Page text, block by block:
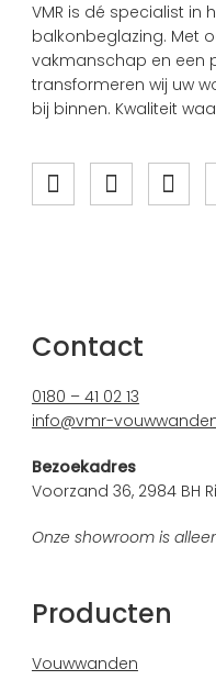
VMR is dé specialist
balkonbeglazing. Met
vakmanschap en een
transformeren wij uw
bij binnen. Kwaliteit
Contact
0180 – 41 02 13
info@vmr-
Bezoekadres
Voorzand 36, 2984 BH
Onze showroom is
Producten
Vouwwanden